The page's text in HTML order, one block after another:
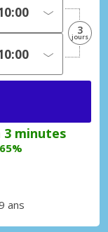
3
jours
minutes
ans